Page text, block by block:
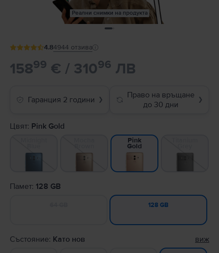
Реални снимки на продукта
4.84944 отзива
15899 € / 31096 ЛВ
Гаранция 2 години ❯
Право на връщане
до 30 дни
❯
Цвят: Pink Gold
Pink
Gold
Памет: 128 GB
128 GB
Състояние: Като нов виж